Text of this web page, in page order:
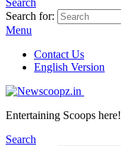
Search
Search for:
Menu
Contact Us
English Version
Entertaining Scoops here!
Search